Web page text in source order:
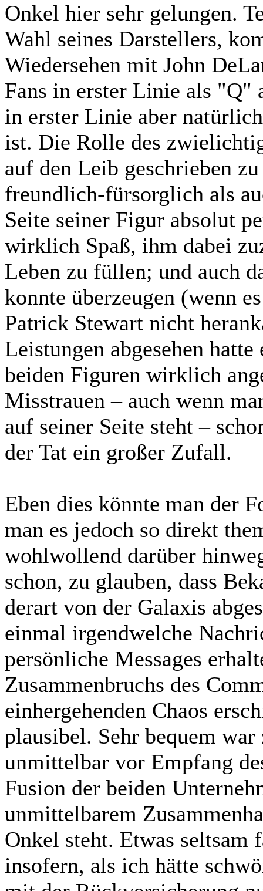
Onkel hier sehr gelungen.
Wahl seines Darstellers,
Wiedersehen mit John
Fans in erster Linie als "Q"
in erster Linie aber
ist. Die Rolle des
auf den Leib geschrieben
freundlich-fürsorglich als
Seite seiner Figur absolut
wirklich Spaß, ihm dabei
Leben zu füllen; und auch
konnte überzeugen (wenn
Patrick Stewart nicht
Leistungen abgesehen
beiden Figuren wirklich
Misstrauen – auch wenn
auf seiner Seite steht –
der Tat ein großer Zufall.
Eben dies könnte man der
man es jedoch so direkt
wohlwollend darüber
schon, zu glauben, dass
derart von der Galaxis
einmal irgendwelche
persönliche Messages
Zusammenbruchs des
einhergehenden Chaos
plausibel. Sehr bequem
unmittelbar vor Empfang
Fusion der beiden
unmittelbarem
Onkel steht. Etwas seltsam
insofern, als ich hätte